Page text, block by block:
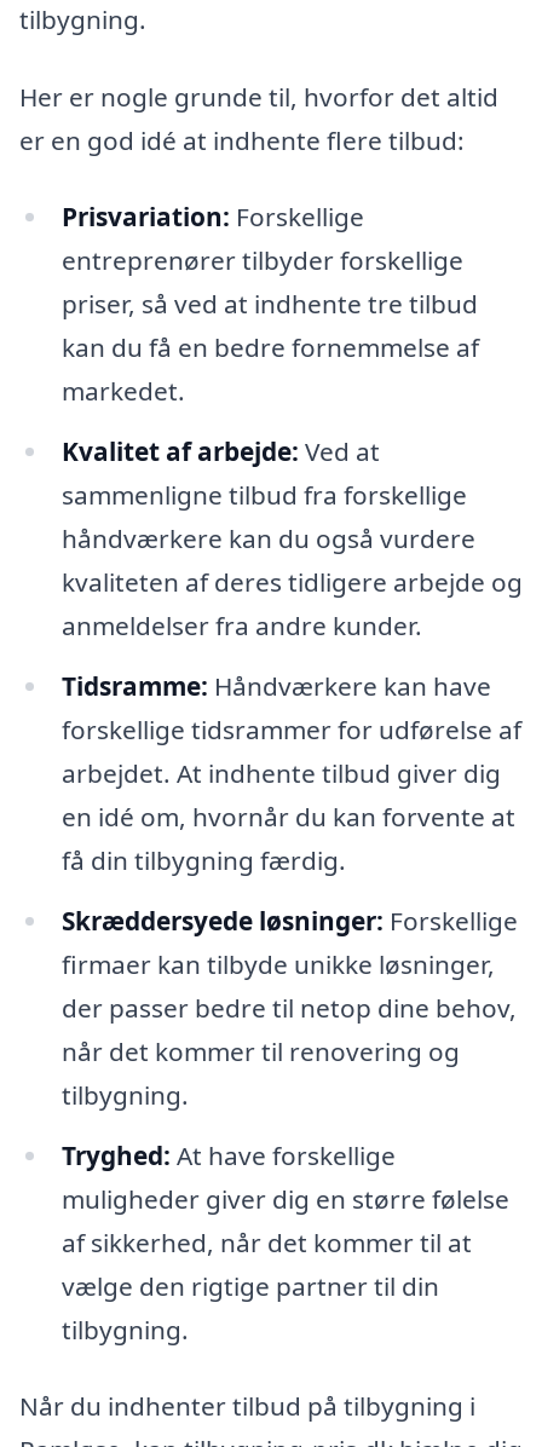
tilbygning.
Her er nogle grunde til, hvorfor det altid
er en god idé at indhente flere tilbud:
Prisvariation: Forskellige
entreprenører tilbyder forskellige
priser, så ved at indhente tre tilbud
kan du få en bedre fornemmelse af
markedet.
Kvalitet af arbejde: Ved at
sammenligne tilbud fra forskellige
håndværkere kan du også vurdere
kvaliteten af deres tidligere arbejde og
anmeldelser fra andre kunder.
Tidsramme: Håndværkere kan have
forskellige tidsrammer for udførelse af
arbejdet. At indhente tilbud giver dig
en idé om, hvornår du kan forvente at
få din tilbygning færdig.
Skræddersyede løsninger: Forskellige
firmaer kan tilbyde unikke løsninger,
der passer bedre til netop dine behov,
når det kommer til renovering og
tilbygning.
Tryghed: At have forskellige
muligheder giver dig en større følelse
af sikkerhed, når det kommer til at
vælge den rigtige partner til din
tilbygning.
Når du indhenter tilbud på tilbygning i